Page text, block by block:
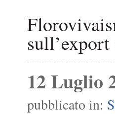
12 Luglio
pubblicato in: